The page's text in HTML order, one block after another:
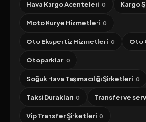
Hava Kargo Acenteleri 0 Kargo
Moto Kurye Hizmetleri 0
Oto Ekspertiz Hizmetleri 0 Oto
Otoparklar 0
Soğuk Hava Taşımacılığı Şirketleri 0
Taksi Durakları 0 Transfer ve
Vip Transfer Şirketleri 0